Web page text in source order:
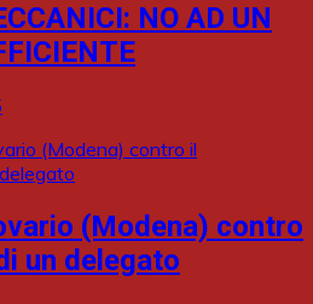
NO AD UN
(Modena) contro
un delegato